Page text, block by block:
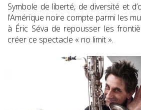
Symbole de liberté, de diversité et
l’Amérique noire compte parmi les
à Éric Séva de repousser les
créer ce spectacle « no limit ».